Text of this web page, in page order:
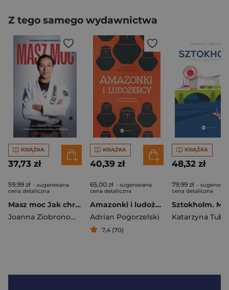
Z tego samego wydawnictwa
KSIĄŻKA
37,73 zł
59,99 zł - sugerowana
cena detaliczna
Masz moc Jak chronić się przed przemocą psychiczną i fizyczną
Joanna Ziobronowicz
KSIĄŻKA
40,39 zł
65,00 zł - sugerowana
cena detaliczna
Amazonki i ludożercy. Opowieści z Prapolski
Adrian Pogorzelski
7,4 (70)
KSIĄŻKA
48,32 zł
79,99 zł -
cena detaliczna